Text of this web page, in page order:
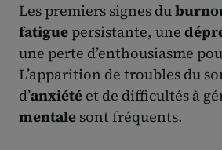
Les premiers signes du
fatigue persistante, une
une perte d’enthousiasme
L’apparition de troubles du
d’anxiété et de difficultés à
mentale sont fréquents.